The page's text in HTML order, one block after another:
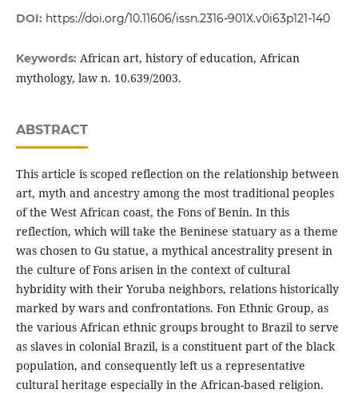
DOI: https://doi.org/10.11606/issn.2316-901X.v0i63p121-140
Keywords: African art, history of education, African
mythology, law n. 10.639/2003.
ABSTRACT
This article is sco­ped reflection on the relationship between
art, myth and ancestry among the most traditional peoples
of the West African coast, the Fons of Benin. In this
reflection, which will take the Beninese statuary as a theme
was chosen to Gu statue, a mythical ancestrality present in
the culture of Fons arisen in the context of cul­tural
hybridity with their Yoruba neighbors, relations historically
marked by wars and con­frontations. Fon Ethnic Group, as
the various African ethnic groups brought to Brazil to ser­ve
as slaves in colonial Brazil, is a constituent part of the black
population, and consequently left us a representative
cultural heritage espe­cially in the African-based religion.